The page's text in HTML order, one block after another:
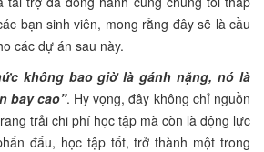
bạn sinh viên, mong rằng đây sẽ là cầu
các dự án sau này.
không bao giờ là gánh nặng, nó là
bay cao”. Hy vọng, đây không chỉ nguồn
trải chi phí học tập mà còn là động lực
đấu, học tập tốt, trở thành một trong